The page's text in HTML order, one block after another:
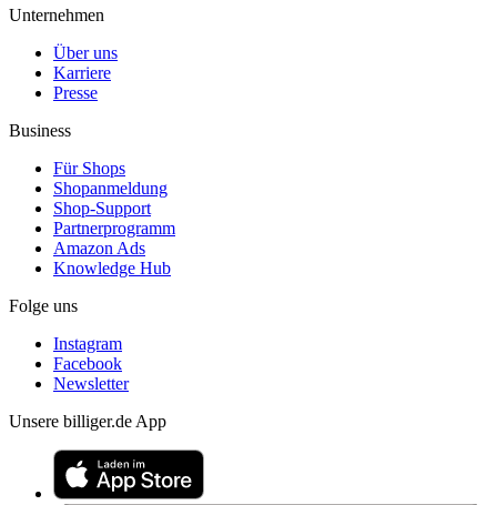
Unternehmen
Über uns
Karriere
Presse
Business
Für Shops
Shopanmeldung
Shop-Support
Partnerprogramm
Amazon Ads
Knowledge Hub
Folge uns
Instagram
Facebook
Newsletter
Unsere billiger.de App